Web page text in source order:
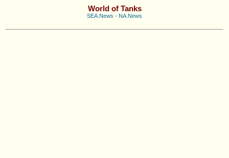
World of Tanks
SEA.News - NA.News